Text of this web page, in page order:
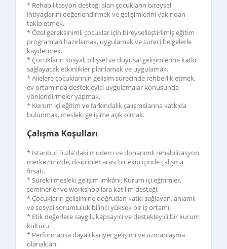
* Rehabilitasyon desteği alan çocukların bireysel
ihtiyaçlarını değerlendirmek ve gelişimlerini yakından
takip etmek.
* Özel gereksinimli çocuklar için bireyselleştirilmiş eğitim
programları hazırlamak, uygulamak ve süreci belgelerle
kaydetmek.
* Çocukların sosyal, bilişsel ve duyusal gelişimlerine katkı
sağlayacak etkinlikler planlamak ve uygulamak.
* Ailelere çocuklarının gelişim sürecinde rehberlik etmek,
ev ortamında destekleyici uygulamalar konusunda
yönlendirmeler yapmak.
* Kurum içi eğitim ve farkındalık çalışmalarına katkıda
bulunmak, mesleki gelişime açık olmak.
Çalışma Koşulları
* İstanbul Tuzla'daki modern ve donanımlı rehabilitasyon
merkezimizde, disiplinler arası bir ekip içinde çalışma
fırsatı.
* Sürekli mesleki gelişim imkânı: Kurum içi eğitimler,
seminerler ve workshop'lara katılım desteği.
* Çocukların gelişimine doğrudan katkı sağlayan, anlamlı
ve sosyal sorumluluk bilinci yüksek bir iş ortamı.
* Etik değerlere saygılı, kapsayıcı ve destekleyici bir kurum
kültürü.
* Performansa dayalı kariyer gelişimi ve uzmanlaşma
olanakları.